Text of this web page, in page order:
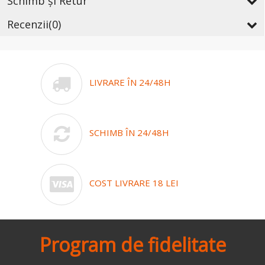
Recenzii(0)
LIVRARE ÎN 24/48H
SCHIMB ÎN 24/48H
COST LIVRARE 18 LEI
Program de fidelitate